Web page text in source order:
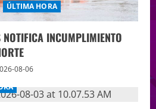
ÚLTIMA HORA
NOTIFICA INCUMPLIMIENTO
08-06